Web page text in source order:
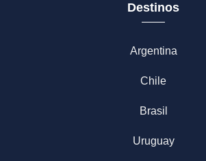
Destinos
Argentina
Chile
Brasil
Uruguay